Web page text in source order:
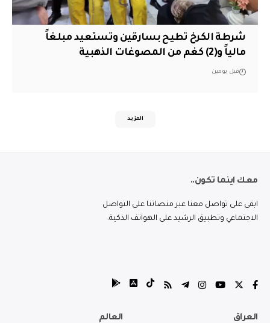
شرطة الكرخ تطيح بسارقين وتستعيد مبلغاً
مالياً و(2) كغم من المصوغات الذهبية
قبل يومين
المزيد
معك اينما تكون..
ابقى على تواصل معنا عبر منصاتنا على التواصل
الاجتماعي وتطبيق الرشيد على الهواتف الذكية.
العراق العالم